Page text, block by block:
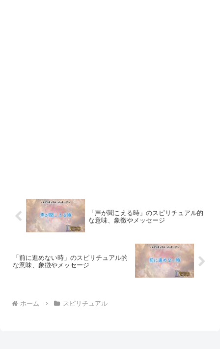
「声が聞こえる時」のスピリチュアル的
な意味、象徴やメッセージ
「前に進めない時」のスピリチュアル的
な意味、象徴やメッセージ
ホーム スピリチュアル